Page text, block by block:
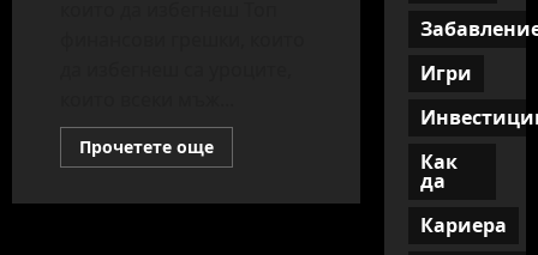
Прочетете ощеRead
more
Игри
Как
да
Кариера